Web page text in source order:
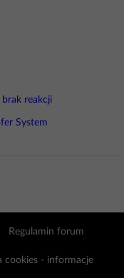
reakcji
System
Regulamin forum
cookies - informacje